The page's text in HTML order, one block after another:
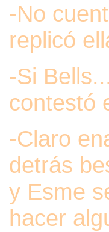
-No
replicó
-Si
contestó
-Claro
detrás
y Esme
hacer